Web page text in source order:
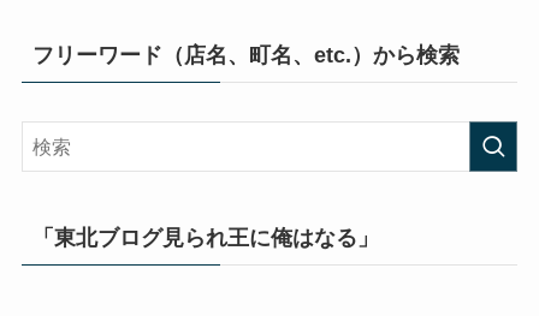
フリーワード（店名、町名、etc.）から検索
「東北ブログ見られ王に俺はなる」